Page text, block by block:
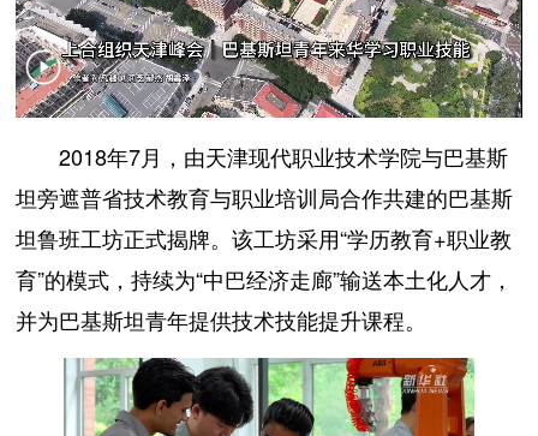
2018年7月，由天津现代职业技术学院与巴基斯
坦旁遮普省技术教育与职业培训局合作共建的巴基斯
坦鲁班工坊正式揭牌。该工坊采用“学历教育+职业教
育”的模式，持续为“中巴经济走廊”输送本土化人才，
并为巴基斯坦青年提供技术技能提升课程。